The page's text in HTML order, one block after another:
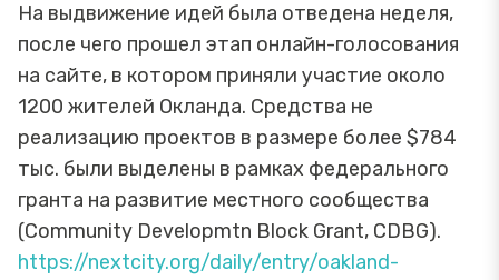
На выдвижение идей была отведена неделя,
после чего прошел этап онлайн-голосования
на сайте, в котором приняли участие около
1200 жителей Окланда. Средства не
реализацию проектов в размере более $784
тыс. были выделены в рамках федерального
гранта на развитие местного сообщества
(Community Developmtn Block Grant, CDBG).
https://nextcity.org/daily/entry/oakland-